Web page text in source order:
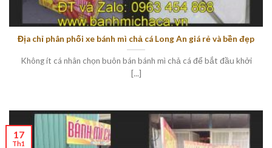
Địa chỉ phân phối xe bánh mì chả cá Long An giá rẻ và bền đẹp
Không ít cá nhân chọn buôn bán bánh mì chả cá để bắt đầu khởi
[...]
17
Th1